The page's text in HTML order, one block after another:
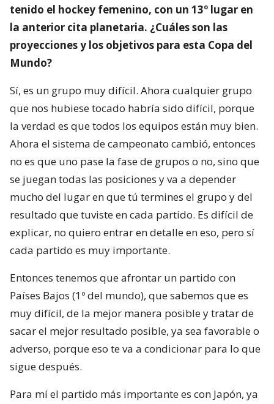
tenido el hockey femenino, con un 13º lugar en
la anterior cita planetaria. ¿Cuáles son las
proyecciones y los objetivos para esta Copa del
Mundo?
Sí, es un grupo muy difícil. Ahora cualquier grupo
que nos hubiese tocado habría sido difícil, porque
la verdad es que todos los equipos están muy bien.
Ahora el sistema de campeonato cambió, entonces
no es que uno pase la fase de grupos o no, sino que
se juegan todas las posiciones y va a depender
mucho del lugar en que tú termines el grupo y del
resultado que tuviste en cada partido. Es difícil de
explicar, no quiero entrar en detalle en eso, pero sí
cada partido es muy importante.
Entonces tenemos que afrontar un partido con
Países Bajos (1º del mundo), que sabemos que es
muy difícil, de la mejor manera posible y tratar de
sacar el mejor resultado posible, ya sea favorable o
adverso, porque eso te va a condicionar para lo que
sigue después.
Para mí el partido más importante es con Japón, ya